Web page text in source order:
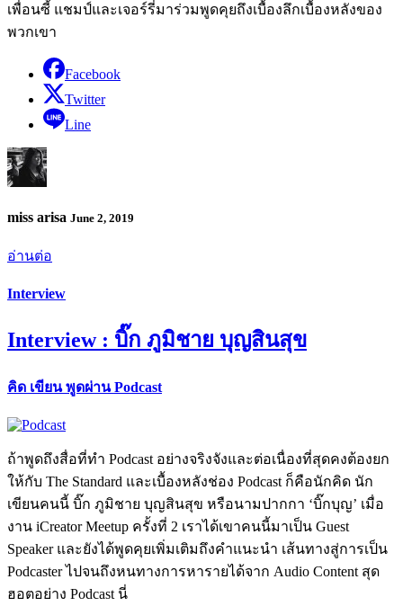
เพื่อนซี้ แชมป์และเจอร์รี่มาร่วมพูดคุยถึงเบื้องลึกเบื้องหลังของ
พวกเขา
Facebook
Twitter
Line
miss arisa June 2, 2019
อ่านต่อ
Interview
Interview : บิ๊ก ภูมิชาย บุญสินสุข
คิด เขียน พูดผ่าน Podcast
ถ้าพูดถึงสื่อที่ทำ Podcast อย่างจริงจังและต่อเนื่องที่สุดคงต้องยก
ให้กับ The Standard และเบื้องหลังช่อง Podcast ก็คือนักคิด นัก
เขียนคนนี้ บิ๊ก ภูมิชาย บุญสินสุข หรือนามปากกา ‘บิ๊กบุญ’ เมื่อ
งาน iCreator Meetup ครั้งที่ 2 เราได้เขาคนนี้มาเป็น Guest
Speaker และยังได้พูดคุยเพิ่มเติมถึงคำแนะนำ เส้นทางสู่การเป็น
Podcaster ไปจนถึงหนทางการหารายได้จาก Audio Content สุด
ฮอตอย่าง Podcast นี่